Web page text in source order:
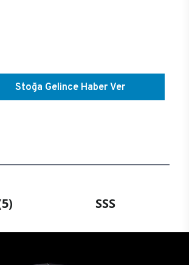
Stoğa Gelince Haber Ver
SSS